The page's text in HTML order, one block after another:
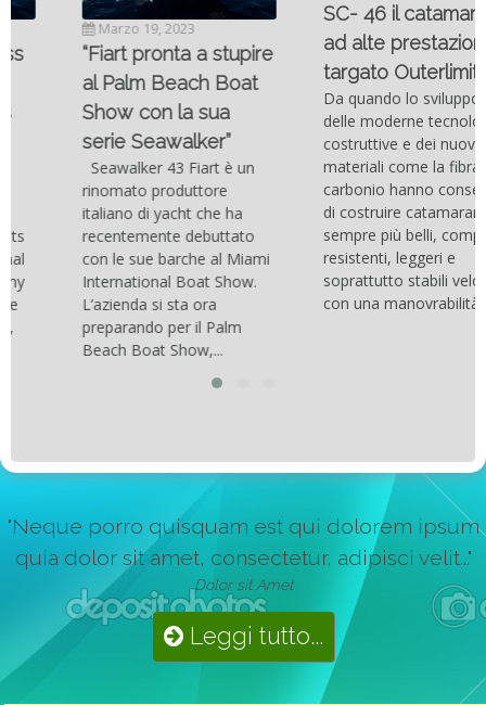
Marzo 19, 2023
“Fiart pronta a stupire
al Palm Beach Boat
Show con la sua
serie Seawalker”
Seawalker 43 Fiart è un
rinomato produttore
italiano di yacht che ha
recentemente debuttato
con le sue barche al Miami
International Boat Show.
L’azienda si sta ora
preparando per il Palm
Beach Boat Show,...
SC- 46 il catamarano
ad alte prestazioni
targato Outerlimits.
Da quando lo sviluppo
delle moderne tecnologie
costruttive e dei nuovi
materiali come la fibra di
carbonio hanno consentito
di costruire catamarani
sempre più belli, compatti,
resistenti, leggeri e
soprattutto stabili veloci
con una manovrabilità...
"Neque porro quisquam est qui dolorem ipsum
quia dolor sit amet, consectetur, adipisci velit..."
Dolor sit Amet
Leggi tutto...